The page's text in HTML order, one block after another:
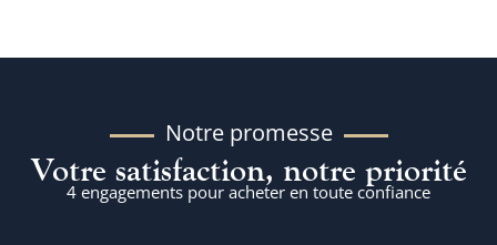
Notre promesse
Votre satisfaction, notre priorité
4 engagements pour acheter en toute confiance